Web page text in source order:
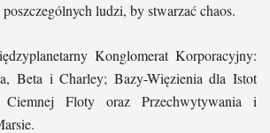
ludzi, by stwarzać chaos.
Konglomerat Korporacyjny:
Beta i Charley; Bazy-Więzienia dla Istot
Ciemnej Floty oraz Przechwytywania i